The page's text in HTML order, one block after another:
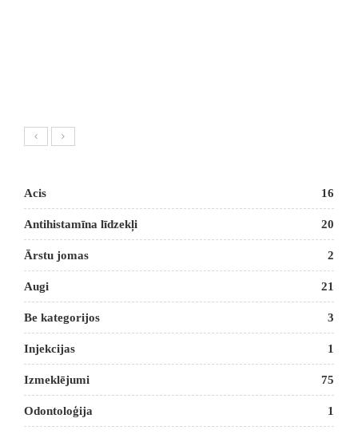
Acis 16
Antihistamīna līdzekļi 20
Ārstu jomas 2
Augi 21
Be kategorijos 3
Injekcijas 1
Izmeklējumi 75
Odontoloģija 1